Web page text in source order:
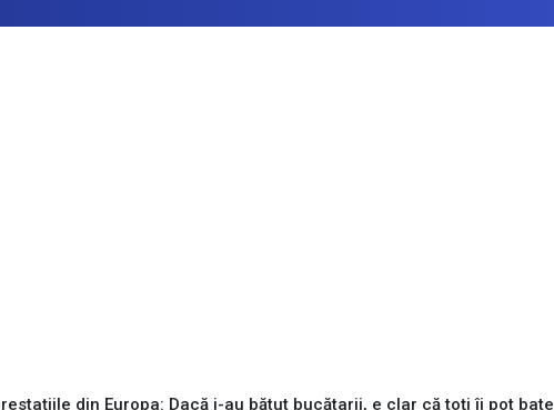
din Europa: Dacă i-au bătut bucătarii, e clar că toți îi pot bate